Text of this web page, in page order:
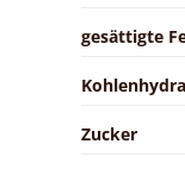
gesättigte
Zucker